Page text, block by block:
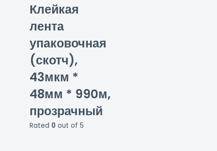
Клейкая
лента
упаковочная
(скотч),
43мкм *
48мм * 990м,
прозрачный
Rated 0 out of 5